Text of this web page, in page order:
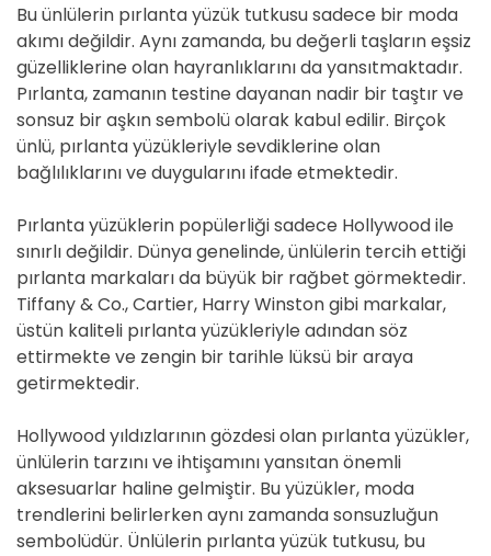
Bu ünlülerin pırlanta yüzük tutkusu sadece bir moda
akımı değildir. Aynı zamanda, bu değerli taşların eşsiz
güzelliklerine olan hayranlıklarını da yansıtmaktadır.
Pırlanta, zamanın testine dayanan nadir bir taştır ve
sonsuz bir aşkın sembolü olarak kabul edilir. Birçok
ünlü, pırlanta yüzükleriyle sevdiklerine olan
bağlılıklarını ve duygularını ifade etmektedir.
Pırlanta yüzüklerin popülerliği sadece Hollywood ile
sınırlı değildir. Dünya genelinde, ünlülerin tercih ettiği
pırlanta markaları da büyük bir rağbet görmektedir.
Tiffany & Co., Cartier, Harry Winston gibi markalar,
üstün kaliteli pırlanta yüzükleriyle adından söz
ettirmekte ve zengin bir tarihle lüksü bir araya
getirmektedir.
Hollywood yıldızlarının gözdesi olan pırlanta yüzükler,
ünlülerin tarzını ve ihtişamını yansıtan önemli
aksesuarlar haline gelmiştir. Bu yüzükler, moda
trendlerini belirlerken aynı zamanda sonsuzluğun
sembolüdür. Ünlülerin pırlanta yüzük tutkusu, bu